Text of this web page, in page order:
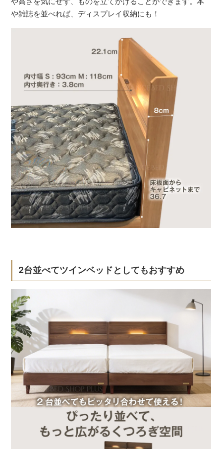
や雑誌を並べれば、ディスプレイ収納にも！
2台並べてツインベッドとしてもおすすめ